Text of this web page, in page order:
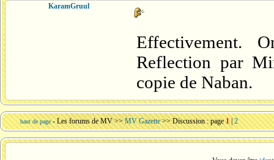
KaramGruul
Effectivement.
Reflection par
copie de Naban.
haut de page -Les forums de MV>>MV Gazette>> Discussion : page1 |2